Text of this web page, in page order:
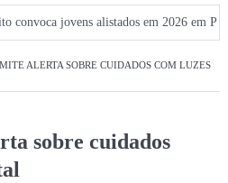
alistados em 2026 em Prados
ALERTA SOBRE CUIDADOS COM LUZES
sobre cuidados